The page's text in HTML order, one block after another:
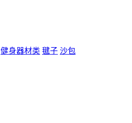
健身器材类 毽子 沙包